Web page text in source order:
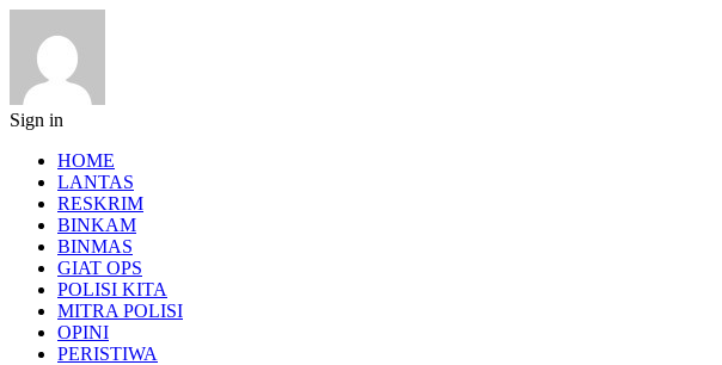
Sign in
HOME
LANTAS
RESKRIM
BINKAM
BINMAS
GIAT OPS
POLISI KITA
MITRA POLISI
OPINI
PERISTIWA